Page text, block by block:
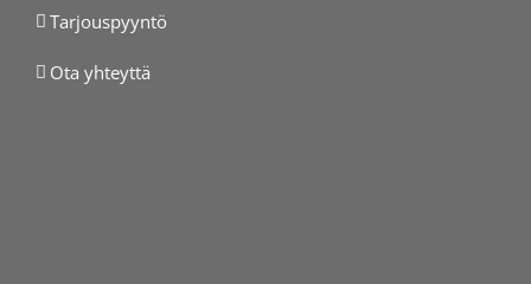
Tarjouspyyntö
Ota yhteyttä